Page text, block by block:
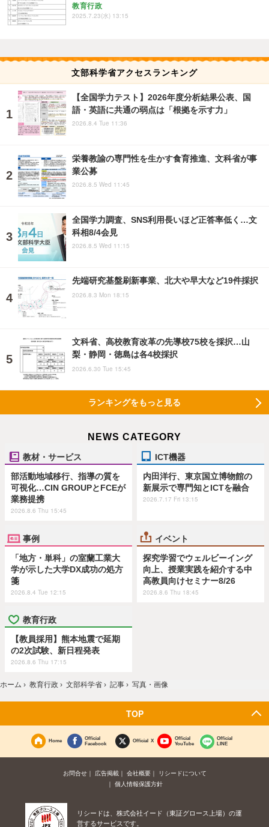
教育行政
2025.7.23(水) 13:15
文部科学省アクセスランキング
【全国学力テスト】2026年度分析結果公表、国
語・英語に共通の弱点は「根拠を示す力」
2026.8.4 Tue 11:36
栄養教諭の専門性を生かす食育推進、文科省が事
業公募
2026.8.5 Wed 11:45
全国学力調査、SNS利用長いほど正答率低く…文
科相8/4会見
2026.8.5 Wed 11:15
先端研究基盤刷新事業、北大や早大など19件採択
2026.8.3 Mon 18:15
文科省、高校教育改革の先導校75校を採択…山
梨・静岡・徳島は各4校採択
2026.6.30 Tue 15:45
ランキングをもっと見る
NEWS CATEGORY
教材・サービス
部活動地域移行、指導の質を
可視化…CIN GROUPとFCEが
業務提携
2026.8.6 Thu 15:45
ICT機器
内田洋行、東京国立博物館の
新展示で専門知とICTを融合
2026.7.17 Fri 13:15
事例
「地方・単科」の室蘭工業大
学が示した大学DX成功の処方
箋
2026.8.4 Tue 12:15
イベント
探究学習でウェルビーイング
向上、授業実践を紹介する中
高教員向けセミナー8/26
2026.8.6 Thu 18:45
教育行政
【教員採用】熊本地震で延期
の2次試験、新日程発表
2026.8.6 Thu 17:15
ホーム › 教育行政 › 文部科学省 › 記事 › 写真・画像
TOP
Home
Official
Facebook
Official X
Official
YouTube
Official
LINE
お問合せ 広告掲載 会社概要
リシードについて
個人情報保護方針
リシードは、株式会社イード（東証グロース上場）の運
営するサービスです。